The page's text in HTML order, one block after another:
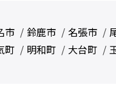
市 鈴鹿市 名張市
町 明和町 大台町